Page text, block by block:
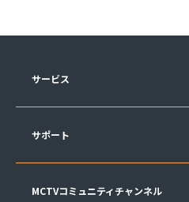
サービス
サポート
MCTVコミュニティチャンネル